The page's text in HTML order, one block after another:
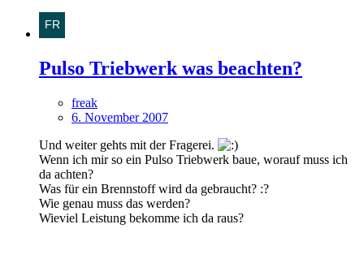
Pulso Triebwerk was beachten?
freak
6. November 2007
Und weiter gehts mit der Fragerei.
Wenn ich mir so ein Pulso Triebwerk baue, worauf muss ich
da achten?
Was für ein Brennstoff wird da gebraucht? :?
Wie genau muss das werden?
Wieviel Leistung bekomme ich da raus?